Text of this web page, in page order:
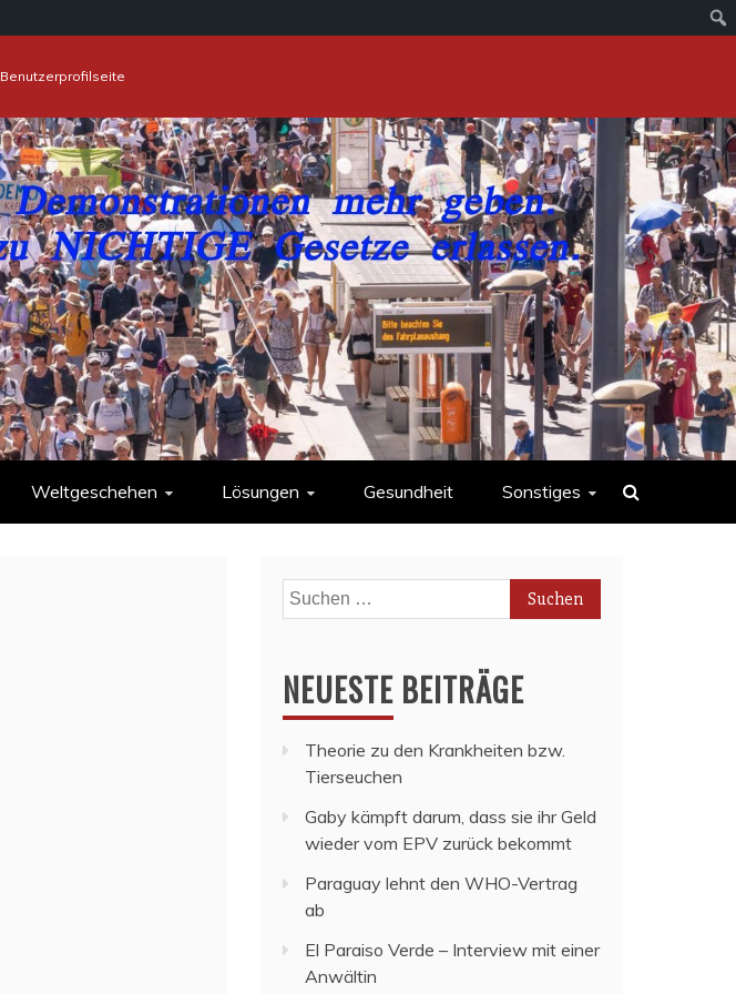
Benutzerprofilseite
Weltgeschehen Lösungen Gesundheit Sonstiges
Suchen
nach:
NEUESTE BEITRÄGE
Theorie zu den Krankheiten bzw.
Tierseuchen
Gaby kämpft darum, dass sie ihr Geld
wieder vom EPV zurück bekommt
Paraguay lehnt den WHO-Vertrag
ab
El Paraiso Verde – Interview mit einer
Anwältin